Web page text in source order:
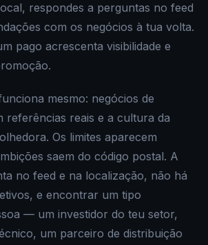
respondes a perguntas no feed
com os negócios à tua volta.
pago acrescenta visibilidade e
mesmo: negócios de
referências reais e a cultura da
Os limites aparecem
saem do código postal. A
no feed e na localização, não há
e encontrar um tipo
— um investidor do teu setor,
um parceiro de distribuição